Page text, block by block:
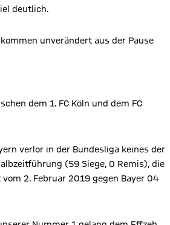
deutlich.
unverändert aus der Pause
dem 1. FC Köln und dem FC
verlor in der Bundesliga keines der
(59 Siege, 0 Remis), die
2. Februar 2019 gegen Bayer 04